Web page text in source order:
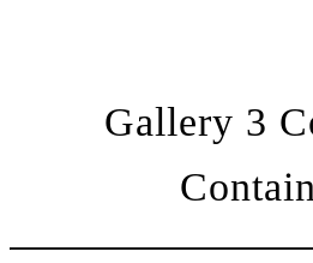
Gallery 3